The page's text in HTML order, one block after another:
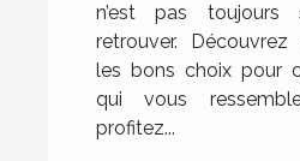
n’est pas toujours
retrouver.
les bons choix pour
qui vous
profitez...